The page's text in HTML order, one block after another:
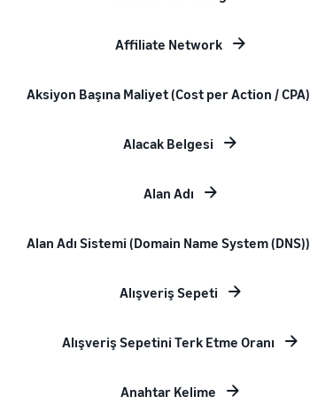
Affiliate Network
Aksiyon Başına Maliyet (Cost per Action / CPA)
Alacak Belgesi
Alan Adı
Alan Adı Sistemi (Domain Name System (DNS))
Alışveriş Sepeti
Alışveriş Sepetini Terk Etme Oranı
Anahtar Kelime